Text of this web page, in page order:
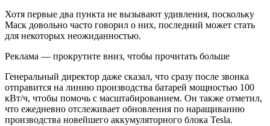
Хотя первые два пункта не вызывают удивления, поскольку
Маск довольно часто говорил о них, последний может стать
для некоторых неожиданностью.
Реклама — прокрутите вниз, чтобы прочитать больше
Генеральный директор даже сказал, что сразу после звонка
отправится на линию производства батарей мощностью 100
кВт/ч, чтобы помочь с масштабированием. Он также отметил,
что ежедневно отслеживает обновления по наращиванию
производства новейшего аккумуляторного блока Tesla.